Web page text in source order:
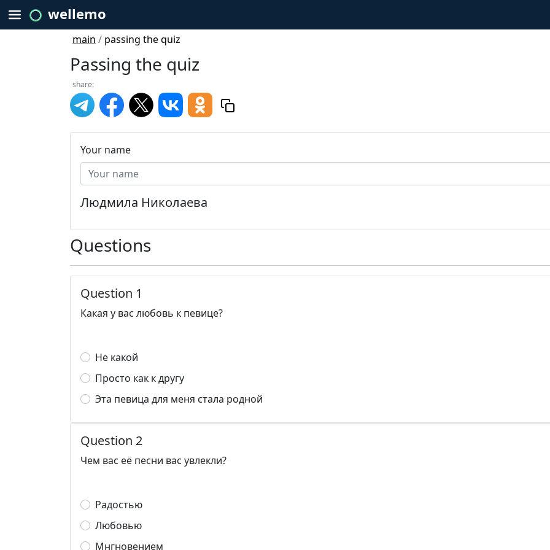
wellemo
main / passing the quiz
Passing the quiz
share:
Your name
Людмила Николаева
Questions
Question 1
Какая у вас любовь к певице?
Не какой
Просто как к другу
Эта певица для меня стала родной
Question 2
Чем вас её песни вас увлекли?
Радостью
Любовью
Мнгновением